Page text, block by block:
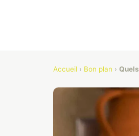
Accueil › Bon plan ›